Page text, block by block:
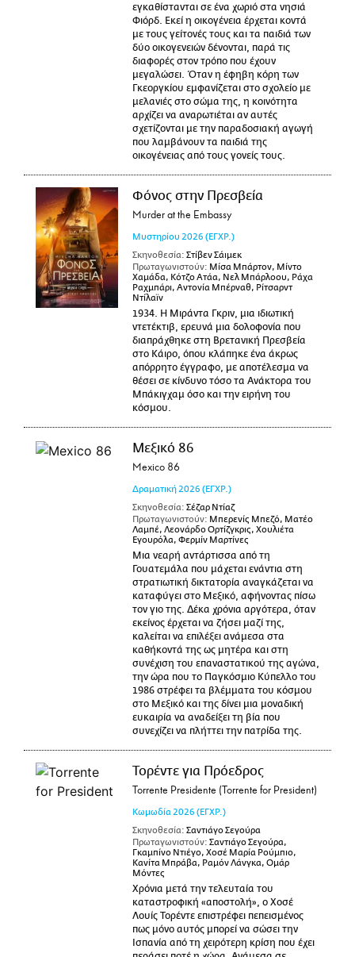
εγκαθίστανται σε ένα χωριό στα νησιά
Φιόρδ. Εκεί η οικογένεια έρχεται κοντά
με τους γείτονές τους και τα παιδιά των
δύο οικογενειών δένονται, παρά τις
διαφορές στον τρόπο που έχουν
μεγαλώσει. Όταν η έφηβη κόρη των
Γκεοργκίου εμφανίζεται στο σχολείο με
μελανιές στο σώμα της, η κοινότητα
αρχίζει να αναρωτιέται αν αυτές
σχετίζονται με την παραδοσιακή αγωγή
που λαμβάνουν τα παιδιά της
οικογένειας από τους γονείς τους.
Φόνος στην Πρεσβεία
Murder at the Embassy
Μυστηρίου 2026 (ΕΓΧΡ.)
Σκηνοθεσία: Στίβεν Σάιμεκ
Πρωταγωνιστούν: Μίσα Μπάρτον, Μίντο
Χαμάδα, Κότζο Ατάα, Νελ Μπάρλοου, Ράχα
Ραχμπάρι, Αντονία Μπέρναθ, Ρίτσαρντ
Ντίλαϊν
1934. Η Μιράντα Γκριν, μια ιδιωτική
ντετέκτιβ, ερευνά μια δολοφονία που
διαπράχθηκε στη Βρετανική Πρεσβεία
στο Κάιρο, όπου κλάπηκε ένα άκρως
απόρρητο έγγραφο, με αποτέλεσμα να
θέσει σε κίνδυνο τόσο τα Ανάκτορα του
Μπάκιγχαμ όσο και την ειρήνη του
κόσμου.
Μεξικό 86
Mexico 86
Δραματική 2026 (ΕΓΧΡ.)
Σκηνοθεσία: Σέζαρ Ντίαζ
Πρωταγωνιστούν: Μπερενίς Μπεζό, Ματέο
Λαμπέ, Λεονάρδο Ορτίζγκρις, Χουλιέτα
Εγουρόλα, Φερμίν Μαρτίνες
Μια νεαρή αντάρτισσα από τη
Γουατεμάλα που μάχεται ενάντια στη
στρατιωτική δικτατορία αναγκάζεται να
καταφύγει στο Μεξικό, αφήνοντας πίσω
τον γιο της. Δέκα χρόνια αργότερα, όταν
εκείνος έρχεται να ζήσει μαζί της,
καλείται να επιλέξει ανάμεσα στα
καθήκοντά της ως μητέρα και στη
συνέχιση του επαναστατικού της αγώνα,
την ώρα που το Παγκόσμιο Κύπελλο του
1986 στρέφει τα βλέμματα του κόσμου
στο Μεξικό και της δίνει μια μοναδική
ευκαιρία να αναδείξει τη βία που
συνεχίζει να πλήττει την πατρίδα της.
Τορέντε για Πρόεδρος
Torrente Presidente (Torrente for President)
Κωμωδία 2026 (ΕΓΧΡ.)
Σκηνοθεσία: Σαντιάγο Σεγούρα
Πρωταγωνιστούν: Σαντιάγο Σεγούρα,
Γκαμπίνο Ντιέγο, Χοσέ Μαρία Ρούμπιο,
Κανίτα Μπράβα, Ραμόν Λάνγκα, Ομάρ
Μόντες
Χρόνια μετά την τελευταία του
καταστροφική «αποστολή», ο Χοσέ
Λουίς Τορέντε επιστρέφει πεπεισμένος
πως μόνο αυτός μπορεί να σώσει την
Ισπανία από τη χειρότερη κρίση που έχει